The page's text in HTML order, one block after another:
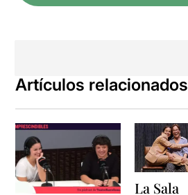
Artículos relacionados
La Sala